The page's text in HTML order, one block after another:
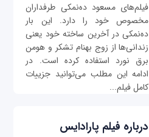
فیلم‌های مسعود ده‌نمکی طرفداران
مخصوص خود را دارد. این بار
ده‌نمکی در آخرین ساخته خود یعنی
زندانی‌ها از زوج بهنام تشکر و هومن
برق نورد استفاده کرده است. در
ادامه این مطلب می‌توانید جزییات
کامل فیلم...
درباره فیلم پارادایس